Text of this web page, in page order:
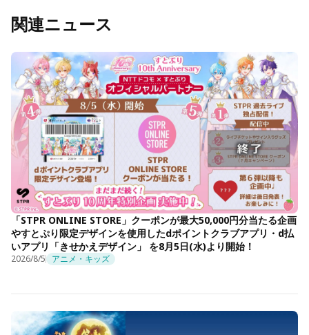
関連ニュース
「STPR ONLINE STORE」クーポンが最大50,000円分当たる企画
やすとぷり限定デザインを使用したdポイントクラブアプリ・d払
いアプリ「きせかえデザイン」 を8月5日(水)より開始！
2026/8/5 アニメ・キッズ